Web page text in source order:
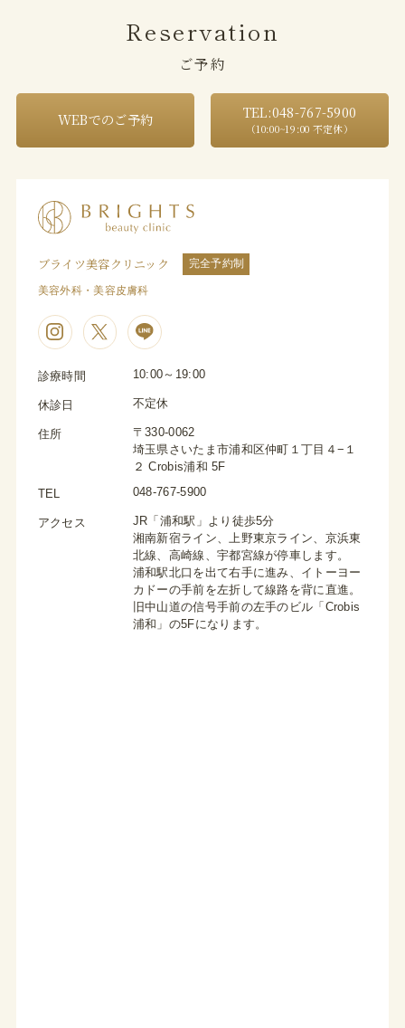
Reservation
ご予約
WEBでのご予約 TEL:048-767-5900
（10:00~19:00 不定休）
ブライツ美容クリニック 完全予約制
美容外科・美容皮膚科
診療時間 10:00～19:00
休診日 不定休
住所
〒330-0062
埼玉県さいたま市浦和区仲町１丁目４−１
２ Crobis浦和 5F
TEL 048-767-5900
アクセス
JR「浦和駅」より徒歩5分
湘南新宿ライン、上野東京ライン、京浜東
北線、高崎線、宇都宮線が停車します。
浦和駅北口を出て右手に進み、イトーヨー
カドーの手前を左折して線路を背に直進。
旧中山道の信号手前の左手のビル「Crobis
浦和」の5Fになります。